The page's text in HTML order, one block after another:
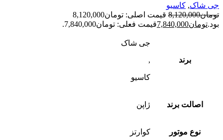
جی شاک, کاسیو
تومان8,120,000
قیمت اصلی: تومان8,120,000
بود.تومان7,840,000قیمت فعلی: تومان7,840,000.
برند
جی شاک
,
کاسیو
اصالت برند ژاپن
نوع موتور کوارتز